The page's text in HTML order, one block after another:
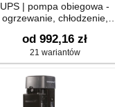
UPS | pompa obiegowa -
ogrzewanie, chłodzenie,
od 992,16 zł
21 wariantów